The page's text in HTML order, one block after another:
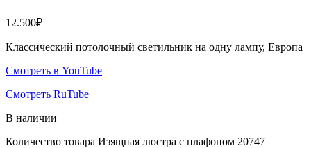
12.500₽
Классический потолочный светильник на одну лампу, Европа
Смотреть в YouTube
Смотреть RuTube
В наличии
Количество товара Изящная люстра с плафоном 20747